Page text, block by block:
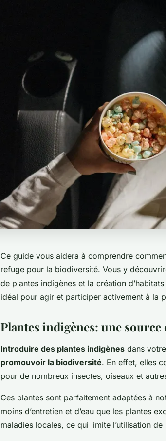
Ce guide vous aidera à comprendre
refuge pour la biodiversité. Vous y
de plantes indigènes et la création
idéal pour agir et participer activement à la
Plantes indigènes: une source
Introduire des plantes indigènes dans
promouvoir la biodiversité. En effet, elles
pour de nombreux insectes, oiseaux et
Ces plantes sont parfaitement adaptées à
moins d’entretien et d’eau que les plantes
maladies locales, ce qui limite l’utilisation de